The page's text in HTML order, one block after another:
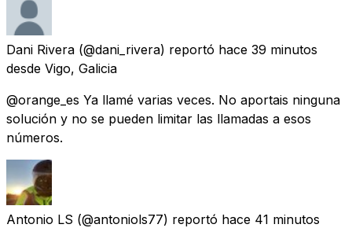
Dani Rivera (@dani_rivera) reportó hace 39 minutos
desde Vigo, Galicia
@orange_es Ya llamé varias veces. No aportais ninguna
solución y no se pueden limitar las llamadas a esos
números.
Antonio LS (@antoniols77) reportó hace 41 minutos